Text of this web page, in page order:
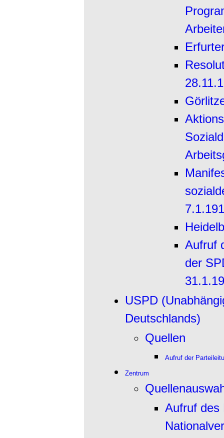
Aufruf
der
USPD
Deutschlands)
Quellen
Aufruf der
Zentrum
Aufruf des